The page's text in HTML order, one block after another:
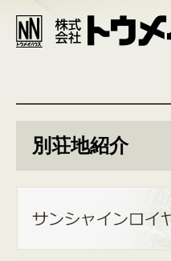
別荘地紹介